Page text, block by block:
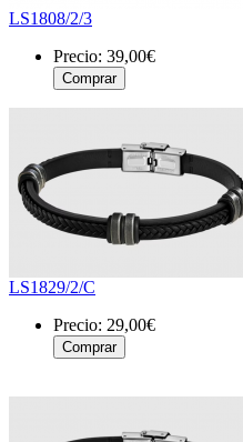
LS1808/2/3
Precio: 39,00€
LS1829/2/C
Precio: 29,00€